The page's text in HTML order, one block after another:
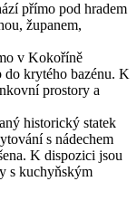
přímo pod hradem
županem,
v Kokoříně
do krytého bazénu. K
prostory a
historický statek
s nádechem
K dispozici jsou
s kuchyňským